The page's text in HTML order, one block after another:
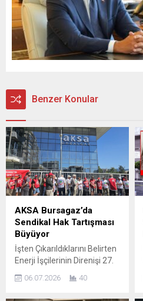
Benzer Konular
AKSA Bursagaz’da
Sendikal Hak Tartışması
Büyüyor
İşten Çıkarıldıklarını Belirten
Enerji İşçilerinin Direnişi 27.
Bursagaz’da sendikal
06.07.2026 40